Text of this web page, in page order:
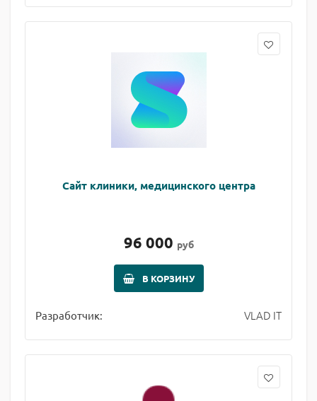
Сайт клиники, медицинского центра
96 000 руб
В КОРЗИНУ
Разработчик: VLAD IT